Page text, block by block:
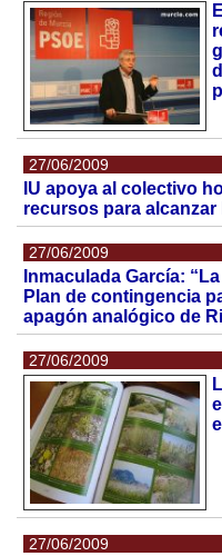
27/06/2009
IU apoya al colectivo
recursos para alcanzar
27/06/2009
Inmaculada García:
Plan de contingencia
apagón analógico de
27/06/2009
27/06/2009